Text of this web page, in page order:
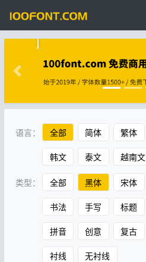
语言： 全部 简体 繁体
韩文 泰文 越南文
类型： 全部 黑体 宋体
书法 手写 标题
拼音 创意 复古
衬线 无衬线